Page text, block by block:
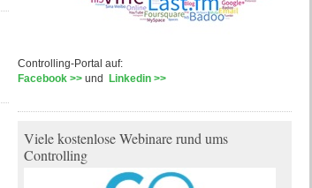
Controlling-Portal auf:
Facebook >>und Linkedin >>
Viele kostenlose Webinare rund ums
Controlling